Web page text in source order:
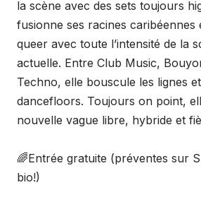
la scène avec des sets toujours
fusionne ses racines caribéennes
queer avec toute l’intensité de la
actuelle. Entre Club Music,
Techno, elle bouscule les lignes
dancefloors. Toujours on point,
nouvelle vague libre, hybride et
🌈⁠Entrée gratuite (préventes sur
bio!)